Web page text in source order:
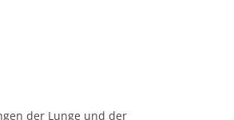
der Lunge und der